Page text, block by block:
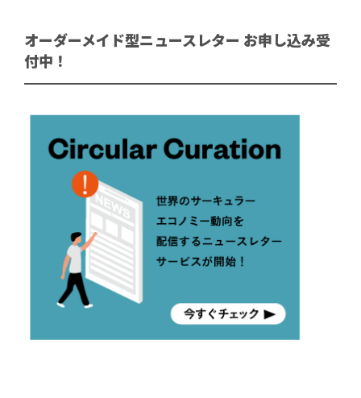
オーダーメイド型ニュースレター お申し込み受
付中！